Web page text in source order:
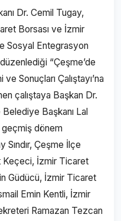
Dr. Cemil Tugay,
Borsası ve İzmir
Sosyal Entegrasyon
düzenlediği “Çeşme’de
Sonuçları Çalıştayı’na
çalıştaya Başkan Dr.
Belediye Başkanı Lal
dönem
Çeşme İlçe
Keçeci, İzmir Ticaret
Güdücü, İzmir Ticaret
Emin Kentli, İzmir
Ramazan Tezcan